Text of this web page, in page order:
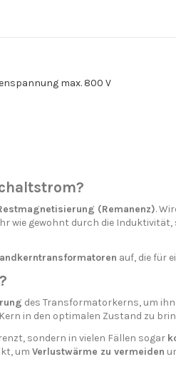
max. 800 V
(Remanenz).
wie gewohnt durch die
auf, die für
des Transformatorkerns, um
in den optimalen Zustand zu
sondern in vielen Fällen sogar
um Verlustwärme zu vermeiden